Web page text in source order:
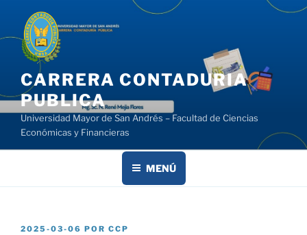
contenido
CARRERA CONTADURIA
PUBLICA
Universidad Mayor de San Andrés – Facultad de Ciencias
Económicas y Financieras
MENÚ
PUBLICADO
2025-03-06 POR CCP